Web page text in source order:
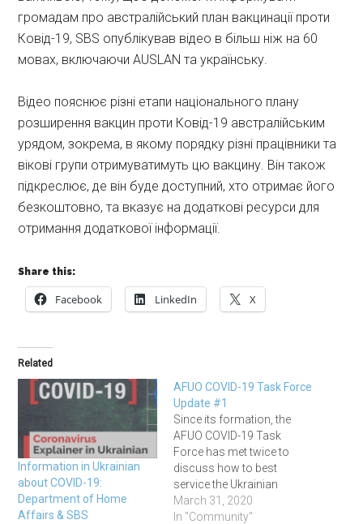
громадам про австралійський план вакцинації проти
Ковід-19, SBS опублікував відео в більш ніж на 60
мовах, включаючи AUSLAN та українську.
Відео пояснює різні етапи національного плану
розширення вакцин проти Ковід-19 австралійським
урядом, зокрема, в якому порядку різні працівники та
вікові групи отримуватимуть цю вакцину. Він також
підкреслює, де він буде доступний, хто отримає його
безкоштовно, та вказує на додаткові ресурси для
отримання додаткової інформації.
Share this:
Facebook LinkedIn X
Related
Information in Ukrainian
about COVID-19:
Department of Home
Affairs & SBS
AFUO COVID-19 Task Force
Update #1
Since its formation, the
AFUO COVID-19 Task
Force has met twice to
discuss how to best
service the Ukrainian
Community in Australia
during this time, on 20 and
March 31, 2020
In "Community"